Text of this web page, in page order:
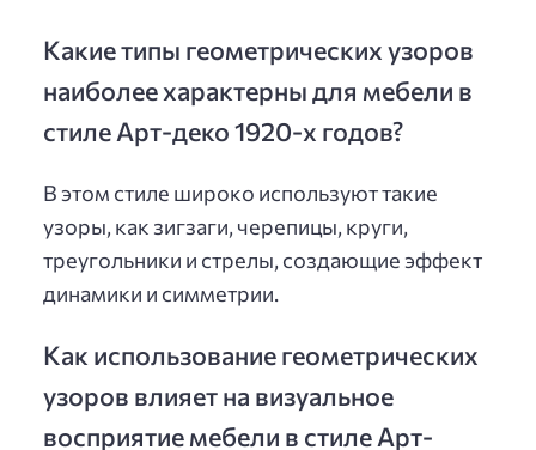
Какие типы геометрических узоров
наиболее характерны для мебели в
стиле Арт-деко 1920-х годов?
В этом стиле широко используют такие
узоры, как зигзаги, черепицы, круги,
треугольники и стрелы, создающие эффект
динамики и симметрии.
Как использование геометрических
узоров влияет на визуальное
восприятие мебели в стиле Арт-